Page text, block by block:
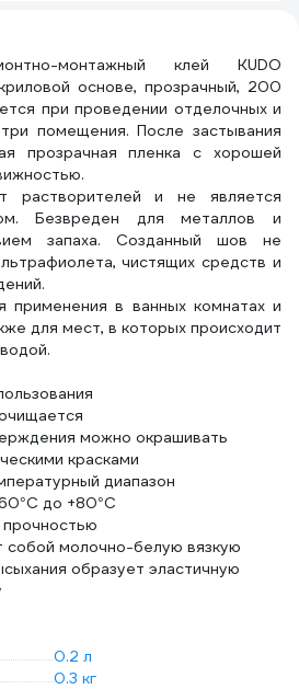
монтажный клей KUDO
основе, прозрачный, 200
при проведении отделочных и
помещения. После застывания
прозрачная пленка с хорошей
растворителей и не является
Безвреден для металлов и
запаха. Созданный шов не
чистящих средств и
применения в ванных комнатах и
для мест, в которых происходит
можно окрашивать
красками
диапазон
до +80°C
собой молочно-​белую вязкую
образует эластичную
0.2 л
0.3 кг